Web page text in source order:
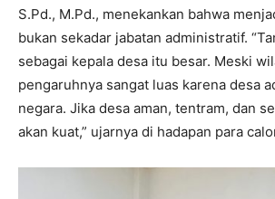
S.Pd., M.Pd., menekankan bahwa
bukan sekadar jabatan administratif.
sebagai kepala desa itu besar. Meski
pengaruhnya sangat luas karena desa
negara. Jika desa aman, tentram, dan
akan kuat,” ujarnya di hadapan para